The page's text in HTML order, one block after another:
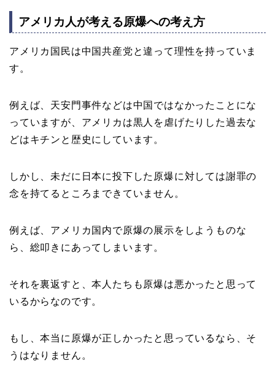
アメリカ人が考える原爆への考え方
アメリカ国民は中国共産党と違って理性を持っていま
す。
例えば、天安門事件などは中国ではなかったことにな
っていますが、アメリカは黒人を虐げたりした過去な
どはキチンと歴史にしています。
しかし、未だに日本に投下した原爆に対しては謝罪の
念を持てるところまできていません。
例えば、アメリカ国内で原爆の展示をしようものな
ら、総叩きにあってしまいます。
それを裏返すと、本人たちも原爆は悪かったと思って
いるからなのです。
もし、本当に原爆が正しかったと思っているなら、そ
うはなりません。